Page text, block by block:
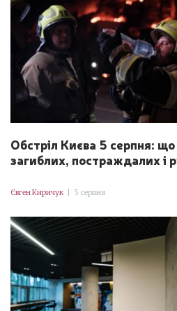
Обстріл Києва 5 серпня:
загиблих, постраждалих і
Євген Киричук 5 серпня